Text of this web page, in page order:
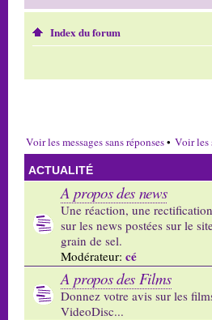
Index du forum
Voir les messages sans réponses• Voir les
ACTUALITÉ
A propos des news
Une réaction, une
sur les news postées sur le
grain de sel.
Modérateur: cé
A propos des Films
Donnez votre avis sur les
VideoDisc...